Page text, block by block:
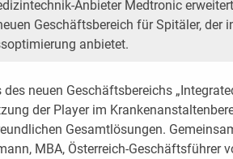
Anbieter Medtronic
Geschäftsbereich für Spitäler, der
anbietet.
des neuen Geschäftsbereichs
der Player im
Gesamtlösungen.
MBA, Österreich-Geschäftsführer